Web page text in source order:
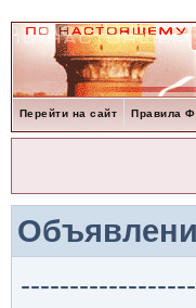
Перейти на сайт Правила